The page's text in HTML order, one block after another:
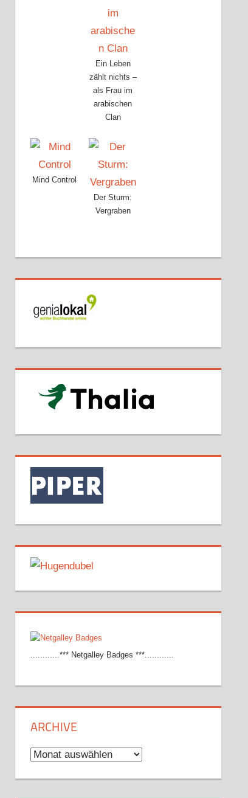
Ein Leben
zählt nichts –
als Frau im
arabischen
Clan
Mind Control
Der Sturm:
Vergraben
............*** Netgalley Badges ***............
ARCHIVE
Archive